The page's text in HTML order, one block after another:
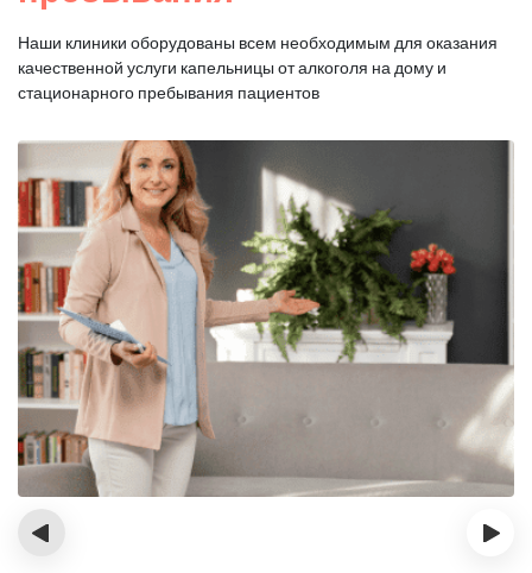
Наши клиники оборудованы всем необходимым для оказания
качественной услуги капельницы от алкоголя на дому и
стационарного пребывания пациентов
‹ ›